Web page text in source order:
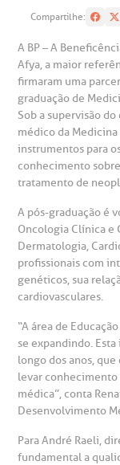
in antecipado
de
de Exames
A BP conta com você
atendimento e dos
A Ouvidoria e SAC são
suas dúvidas, registrar
relacionados ao nosso
Horário de
(11)3505-
Fale Conosco
Endereço:
Rua Maestro
CEP: 01323-001 |
do médico
de conduta
social da BP
social
de
de Infarto
de Visita
socorro
de
de
atendimento
de
de
Compartilhe:
A BP – A
Afya, a maior
firmaram uma
graduação de
Sob a supervisão
médico da Medicina
instrumentos para
conhecimento
tratamento de
A pós-graduação é
Oncologia Clínica e
Dermatologia,
profissionais com
genéticos, sua
cardiovasculares.
“A área de
se expandindo.
longo dos anos,
levar
médica”, conta
Desenvolvimento
Para André Raeli,
fundamental a